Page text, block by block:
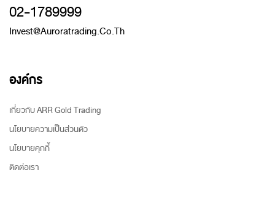
02-1789999
Invest@auroratrading.co.th
องค์กร
เกี่ยวกับ ARR Gold Trading
นโยบายความเป็นส่วนตัว
นโยบายคุกกี้
ติดต่อเรา